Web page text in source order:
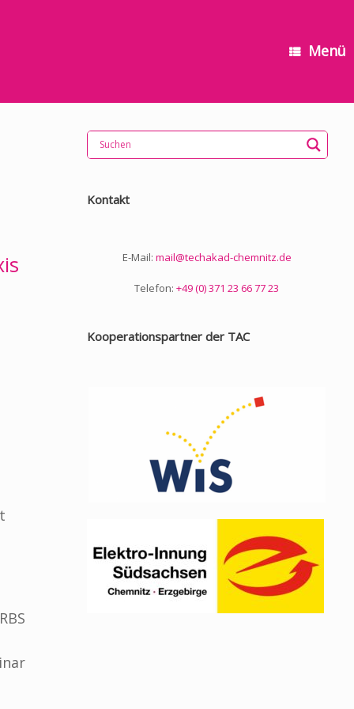
Menü
Kontakt
E-Mail: mail@techakad-chemnitz.de
Telefon:+49 (0) 371 23 66 77 23
Kooperationspartner der TAC